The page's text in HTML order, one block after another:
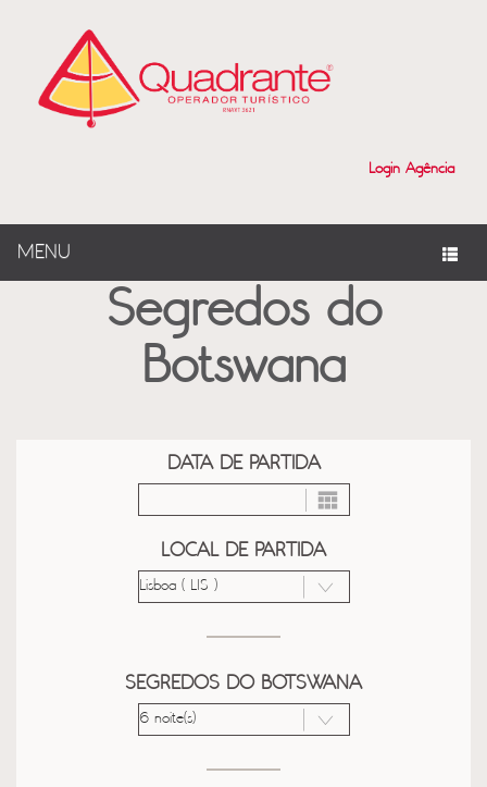
Login Agência
MENU
Segredos do
Botswana
DATA DE PARTIDA
LOCAL DE PARTIDA
SEGREDOS DO BOTSWANA